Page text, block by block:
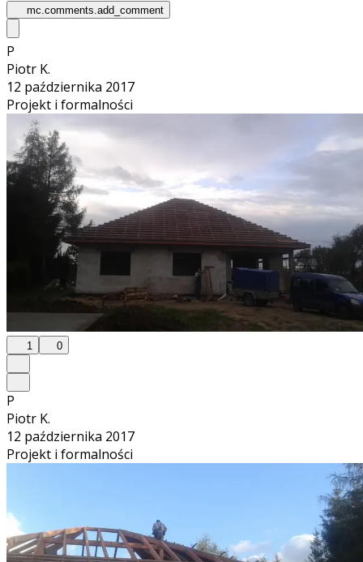
mc.comments.add_comment
P
Piotr K.
12 października 2017
Projekt i formalności
1 0
P
Piotr K.
12 października 2017
Projekt i formalności